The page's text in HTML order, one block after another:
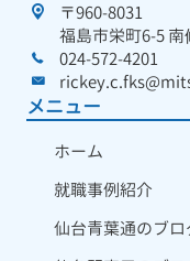
〒960-8031
福島市栄町6-5
024-572-4201
メニュー
ホーム
就職事例紹介
仙台青葉通のブロ